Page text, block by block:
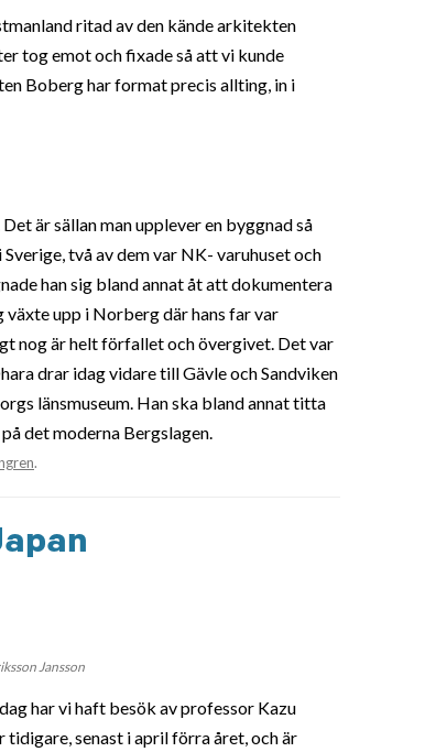
ritad av den kände arkitekten
tog emot och fixade så att vi kunde
Boberg har format precis allting, in i
är sällan man upplever en byggnad så
två av dem var NK- varuhuset och
han sig bland annat åt att dokumentera
växte upp i Norberg där hans far var
nog är helt förfallet och övergivet. Det var
drar idag vidare till Gävle och Sandviken
länsmuseum. Han ska bland annat titta
det moderna Bergslagen.
.
Jansson
har vi haft besök av professor Kazu
tidigare, senast i april förra året, och är